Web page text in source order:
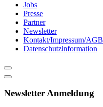
Jobs
Presse
Partner
Newsletter
Kontakt/Impressum/AGB
Datenschutzinformation
Newsletter Anmeldung